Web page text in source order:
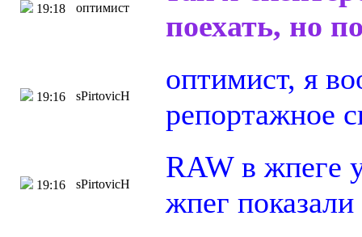
19:18 оптимист
поехать, но
19:16 sPirtovicH
оптимист, я
репортажное
19:16 sPirtovicH
RAW в жпеге
жпег